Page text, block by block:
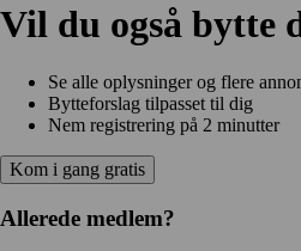
Vil du også bytte
Se alle oplysninger og flere
Bytteforslag tilpasset til dig
Nem registrering på 2 minutter
Kom i gang gratis
Allerede medlem?